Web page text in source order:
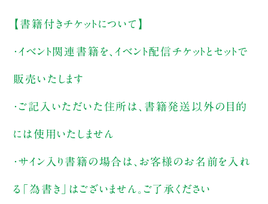
【書籍付きチケットについて】
・イベント関連書籍を、イベント配信チケットとセットで
販売いたします
・ご記入いただいた住所は、書籍発送以外の目的
には使用いたしません
・サイン入り書籍の場合は、お客様のお名前を入れ
る「為書き」はございません。ご了承ください